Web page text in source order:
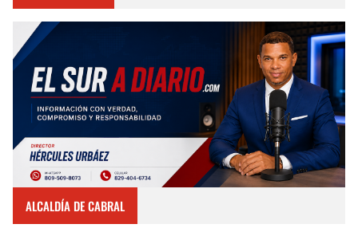
ALCALDÍA DE CABRAL